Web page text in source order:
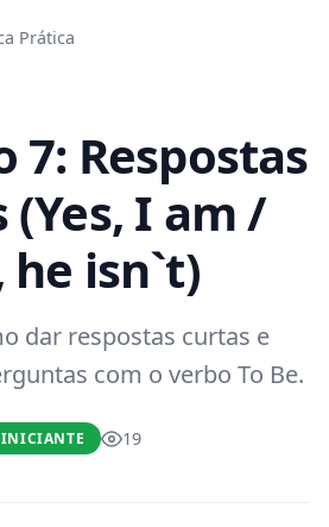
Prática
7: Respostas
(Yes, I am /
he isn`t)
dar respostas curtas e
com o verbo To Be.
INICIANTE 19